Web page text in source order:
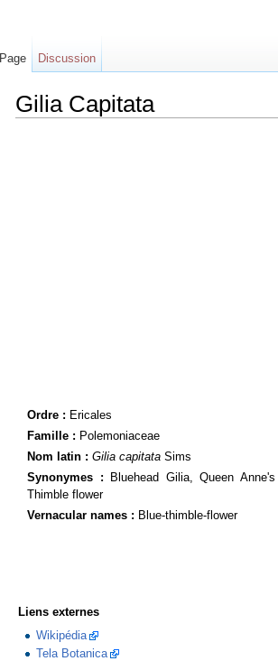
Gilia Capitata
Ordre : Ericales
Famille : Polemoniaceae
Nom latin : Gilia capitata Sims
Synonymes : Bluehead Gilia, Queen
Thimble flower
Vernacular names : Blue-thimble-flower
Liens externes
Wikipédia
Tela Botanica
Page Discussion